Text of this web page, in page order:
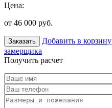
Цена:
от 46 000 руб.
Заказать Добавить в корзину
замерщика
Получить расчет